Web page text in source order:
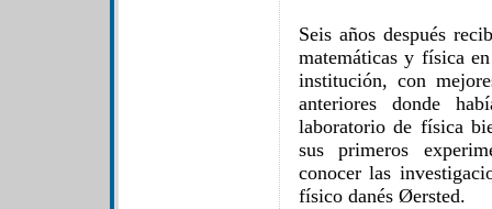
Seis años después
matemáticas y física
institución, con
anteriores donde
laboratorio de física
sus primeros
conocer las
físico danés Øersted.